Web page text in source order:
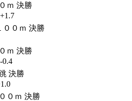
ｍ 決勝
００ｍ 決勝
ｍ 決勝
0.4
決勝
０ｍ 決勝